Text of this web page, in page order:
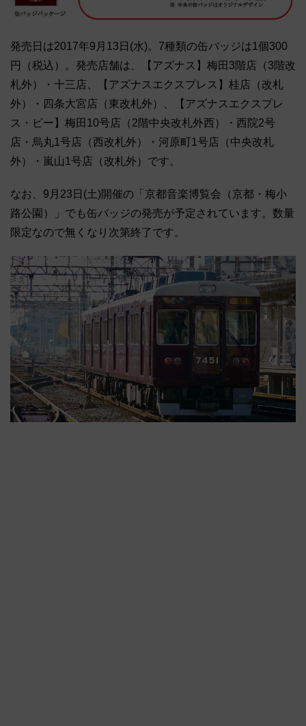
発売日は2017年9月13日(水)。7種類の缶バッジは1個300
円（税込）。発売店舗は、【アズナス】梅田3階店（3階改
札外）・十三店、【アズナスエクスプレス】桂店（改札
外）・四条大宮店（東改札外）、【アズナスエクスプレ
ス・ビー】梅田10号店（2階中央改札外西）・西院2号
店・烏丸1号店（西改札外）・河原町1号店（中央改札
外）・嵐山1号店（改札外）です。
なお、9月23日(土)開催の「京都音楽博覧会（京都・梅小
路公園）」でも缶バッジの発売が予定されています。数量
限定なので無くなり次第終了です。